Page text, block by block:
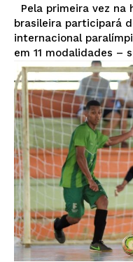
brasileira participará
internacional
em 11 modalidades –